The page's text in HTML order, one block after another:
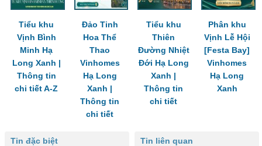
Tiểu khu
Vịnh Bình
Minh Hạ
Long Xanh |
Thông tin
chi tiết A-Z
Đảo Tinh
Hoa Thể
Thao
Vinhomes
Hạ Long
Xanh |
Thông tin
chi tiết
Tiểu khu
Thiên
Đường Nhiệt
Đới Hạ Long
Xanh |
Thông tin
chi tiết
Phân khu
Vịnh Lễ Hội
[Festa Bay]
Vinhomes
Hạ Long
Xanh
Tin liên quan
Tin đặc biệt